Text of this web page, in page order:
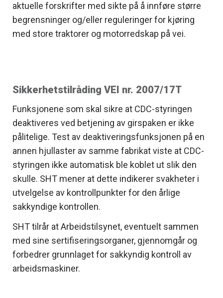
aktuelle forskrifter med sikte på å innføre større
begrensninger og/eller reguleringer for kjøring
med store traktorer og motorredskap på vei.
Sikkerhetstilråding VEI nr. 2007/17T
Funksjonene som skal sikre at CDC-styringen
deaktiveres ved betjening av girspaken er ikke
pålitelige. Test av deaktiveringsfunksjonen på en
annen hjullaster av samme fabrikat viste at CDC-
styringen ikke automatisk ble koblet ut slik den
skulle. SHT mener at dette indikerer svakheter i
utvelgelse av kontrollpunkter for den årlige
sakkyndige kontrollen.
SHT tilrår at Arbeidstilsynet, eventuelt sammen
med sine sertifiseringsorganer, gjennomgår og
forbedrer grunnlaget for sakkyndig kontroll av
arbeidsmaskiner.